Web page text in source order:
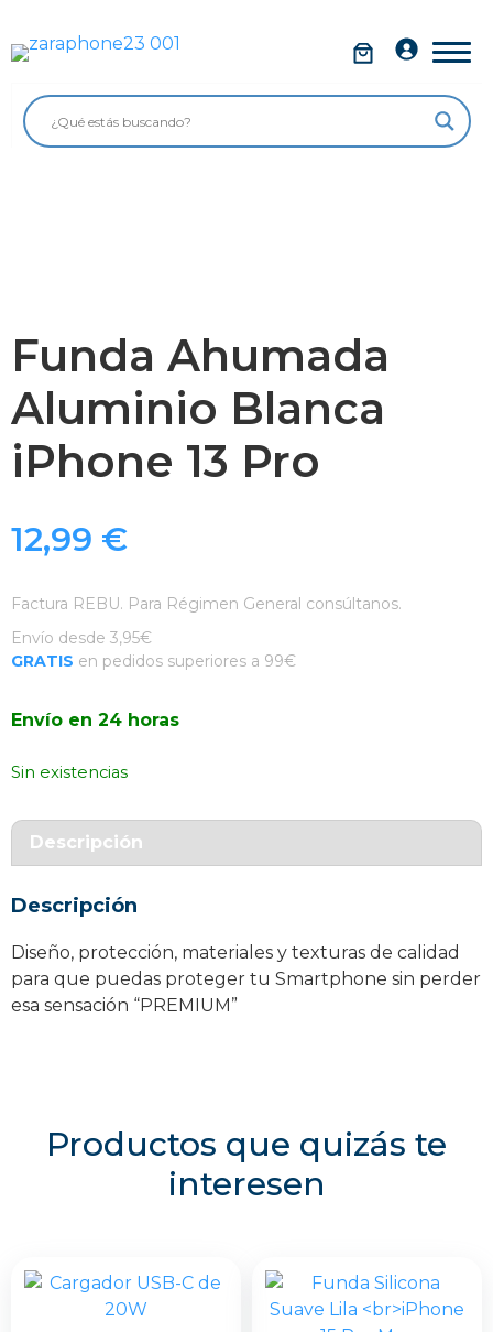
contenido
Funda Ahumada
Aluminio Blanca
iPhone 13 Pro
12,99 €
Factura REBU. Para Régimen General consúltanos.
Envío desde 3,95€
GRATIS en pedidos superiores a 99€
Envío en 24 horas
Sin existencias
Descripción
Descripción
Diseño, protección, materiales y texturas de calidad
para que puedas proteger tu Smartphone sin perder
esa sensación “PREMIUM”
Productos que quizás te
interesen
Móviles
Impolutos
Accesorios
Garantía Zaraphone